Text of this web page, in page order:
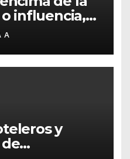
influencia,
A
y